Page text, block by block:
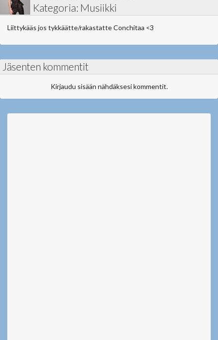
Kategoria: Musiikki
Liittykääs jos tykkäätte/rakastatte Conchitaa <3
Jäsenten kommentit
Kirjaudu sisään nähdäksesi kommentit.